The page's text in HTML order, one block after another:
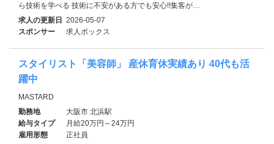
ら技術を学べる 技術に不安がある方でも安心!!集客が…
求人の更新日 2026-05-07
スポンサー
求人ボックス
スタイリスト「美容師」 産休育休実績あり 40代も活
躍中
MASTARD
勤務地
大阪市 北浜駅
給与タイプ
月給20万円～24万円
雇用形態
正社員